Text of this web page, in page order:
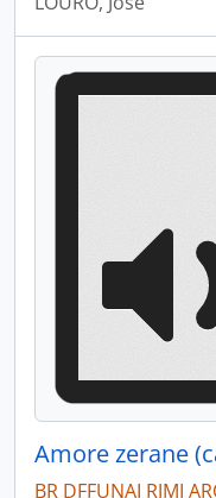
Amore zerane
BR DFFUNAI RJMI